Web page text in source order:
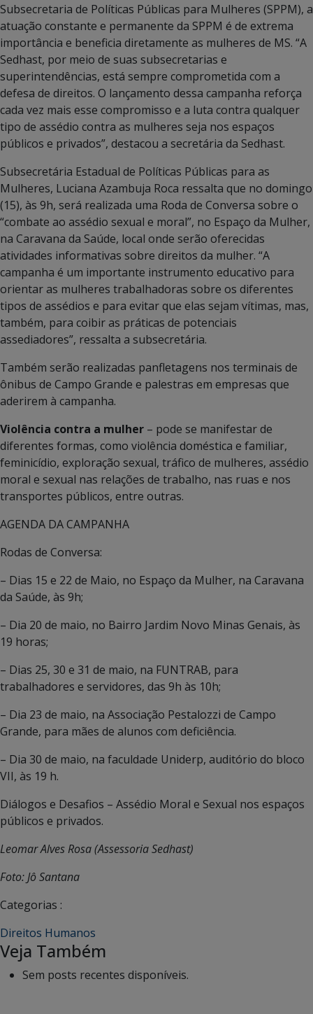
Subsecretaria de Políticas Públicas para Mulheres (SPPM), a
atuação constante e permanente da SPPM é de extrema
importância e beneficia diretamente as mulheres de MS. “A
Sedhast, por meio de suas subsecretarias e
superintendências, está sempre comprometida com a
defesa de direitos. O lançamento dessa campanha reforça
cada vez mais esse compromisso e a luta contra qualquer
tipo de assédio contra as mulheres seja nos espaços
públicos e privados”, destacou a secretária da Sedhast.
Subsecretária Estadual de Políticas Públicas para as
Mulheres, Luciana Azambuja Roca ressalta que no domingo
(15), às 9h, será realizada uma Roda de Conversa sobre o
“combate ao assédio sexual e moral”, no Espaço da Mulher,
na Caravana da Saúde, local onde serão oferecidas
atividades informativas sobre direitos da mulher. “A
campanha é um importante instrumento educativo para
orientar as mulheres trabalhadoras sobre os diferentes
tipos de assédios e para evitar que elas sejam vítimas, mas,
também, para coibir as práticas de potenciais
assediadores”, ressalta a subsecretária.
Também serão realizadas panfletagens nos terminais de
ônibus de Campo Grande e palestras em empresas que
aderirem à campanha.
Violência contra a mulher – pode se manifestar de
diferentes formas, como violência doméstica e familiar,
feminicídio, exploração sexual, tráfico de mulheres, assédio
moral e sexual nas relações de trabalho, nas ruas e nos
transportes públicos, entre outras.
AGENDA DA CAMPANHA
Rodas de Conversa:
– Dias 15 e 22 de Maio, no Espaço da Mulher, na Caravana
da Saúde, às 9h;
– Dia 20 de maio, no Bairro Jardim Novo Minas Genais, às
19 horas;
– Dias 25, 30 e 31 de maio, na FUNTRAB, para
trabalhadores e servidores, das 9h às 10h;
– Dia 23 de maio, na Associação Pestalozzi de Campo
Grande, para mães de alunos com deficiência.
– Dia 30 de maio, na faculdade Uniderp, auditório do bloco
VII, às 19 h.
Diálogos e Desafios – Assédio Moral e Sexual nos espaços
públicos e privados.
Leomar Alves Rosa (Assessoria Sedhast)
Foto: Jô Santana
Categorias :
Direitos Humanos
Veja Também
Sem posts recentes disponíveis.